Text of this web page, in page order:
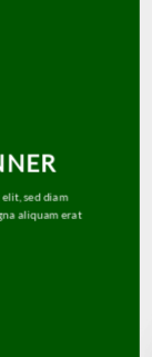
sed diam
aliquam erat